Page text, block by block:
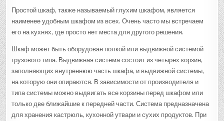
Простой шкаф, также называемый глухим шкафом, является
наименее удобным шкафом из всех. Очень часто мы встречаем
его на кухнях, где просто нет места для другого решения.
Шкаф может быть оборудован полкой или выдвижной системой
грузового типа. Выдвижная система состоит из четырех корзин,
заполняющих внутреннюю часть шкафа, и выдвижной системы,
на которую они опираются. В зависимости от производителя и
типа системы можно выдвигать все корзины перед шкафом или
только две ближайшие к передней части. Система предназначена
для хранения кастрюль, кухонной утвари и сухих продуктов. При